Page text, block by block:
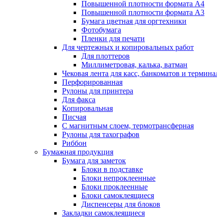
Повышенной плотности формата А4
Повышенной плотности формата А3
Бумага цветная для оргтехники
Фотобумага
Пленки для печати
Для чертежных и копировальных работ
Для плоттеров
Миллиметровая, калька, ватман
Чековая лента для касс, банкоматов и
Перфорированная
Рулоны для принтера
Для факса
Копировальная
Писчая
С магнитным слоем, термотрансферная
Рулоны для тахографов
Риббон
Бумажная продукция
Бумага для заметок
Блоки в подставке
Блоки непроклеенные
Блоки проклеенные
Блоки самоклеящиеся
Диспенсеры для блоков
Закладки самоклеящиеся